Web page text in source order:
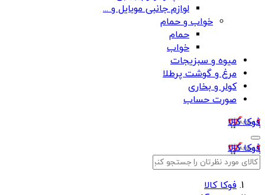
لوازم جانبی موبایل و ...
خواب و حمام
حمام
خواب
میوه و سبزیجات
مرغ و گوشت پرطلا
کولر و بخاری
صورت حساب
فوکا کالا
فوکا کالا
فوکا کالا